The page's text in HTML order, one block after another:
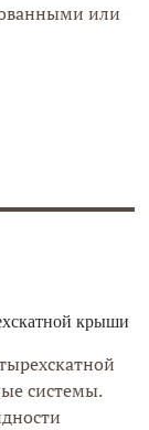
или
крыши
системы.